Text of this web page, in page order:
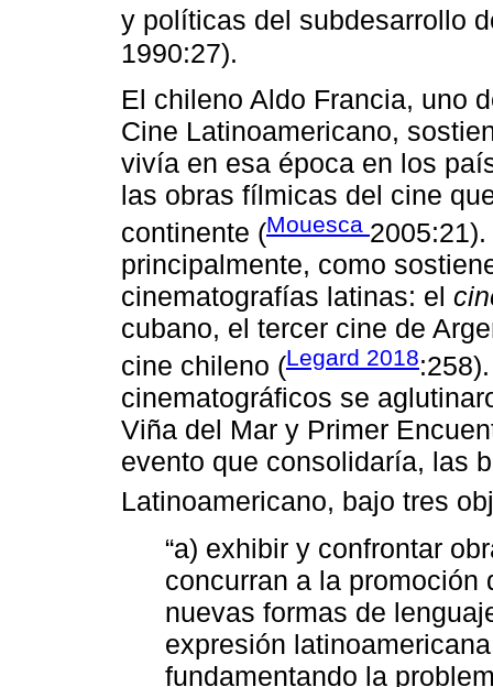
y políticas del subdesarrollo
1990:27).
El chileno Aldo Francia, uno
Cine Latinoamericano,
vivía en esa época en los
las obras fílmicas del cine
continente (Mouesca
principalmente, como
cinematografías latinas: el
cubano, el tercer cine de
cine chileno (Legard 2018
cinematográficos se
Viña del Mar y Primer
evento que consolidaría, las
Latinoamericano, bajo tres
“a) exhibir y confrontar
concurran a la promoción
nuevas formas de
expresión
fundamentando la